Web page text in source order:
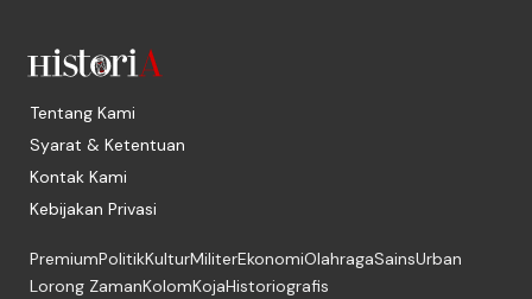
Tentang Kami
Syarat & Ketentuan
Kontak Kami
Kebijakan Privasi
PremiumPolitikKulturMiliterEkonomiOlahragaSainsUrban
Lorong ZamanKolomKojaHistoriografis